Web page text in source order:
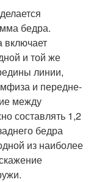
бедра.
включает
и той же
линии,
и передне-
между
составлять 1,2
бедра
из наиболее